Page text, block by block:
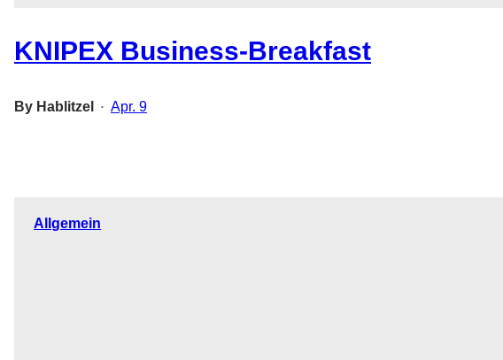
KNIPEX Business-Breakfast
By Hablitzel • Apr. 9
Allgemein